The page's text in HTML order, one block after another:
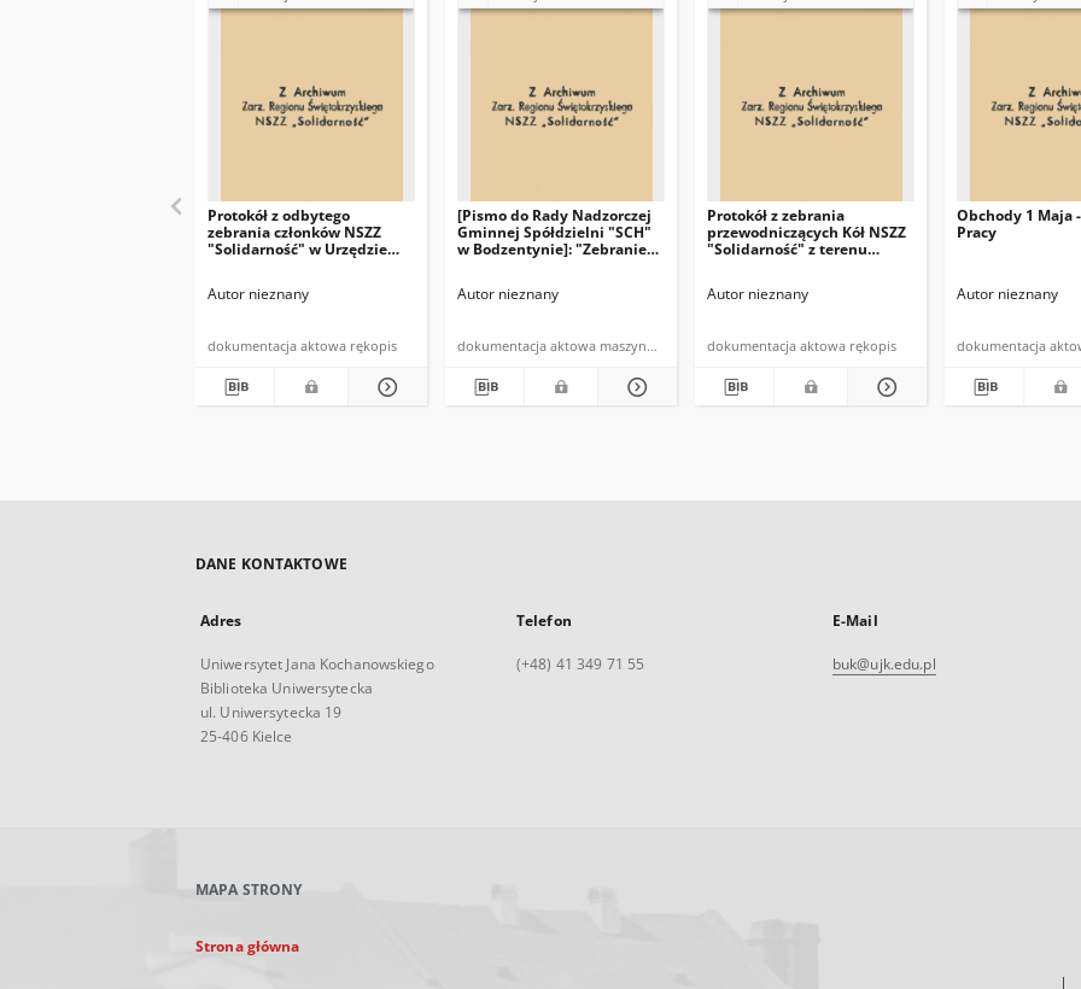
Protokół z odbytego
zebrania członków NSZZ
"Solidarność" w Urzędzie
Autor nieznany
dokumentacja aktowa rękopis
[Pismo do Rady Nadzorczej
Gminnej Spółdzielni "SCH"
w Bodzentynie]: "Zebranie
w dniu 19 czerwca 1981 roku
Autor nieznany
dokumentacja aktowa maszynopis
Protokół z zebrania
przewodniczących Kół NSZZ
"Solidarność" z terenu
Autor nieznany
dokumentacja aktowa rękopis
Obchody 1 Maja
Pracy
Autor nieznany
DANE KONTAKTOWE
Adres
Uniwersytet Jana Kochanowskiego
Biblioteka Uniwersytecka
ul. Uniwersytecka 19
25-406 Kielce
Telefon
(+48) 41 349 71 55
E-Mail
buk@ujk.edu.pl
MAPA STRONY
Strona główna